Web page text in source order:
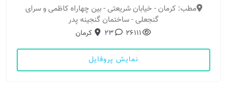
مطب: کرمان - خیابان شریعتی - بین چهاراه کاظمی و سرای
گنجعلی - ساختمان گنجینه پدر
26111
23 کرمان
نمایش پروفایل